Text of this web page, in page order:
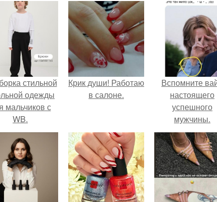
стильной
одежды
мальчиков с
WB.
Крик души! Работаю
в салоне.
Вспомните
настоящего
успешного
мужчины.